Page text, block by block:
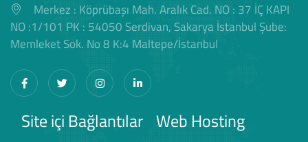
Merkez : Köprübaşı Mah. Aralık Cad. NO : 37 İÇ KAPI
NO :1/101 PK : 54050 Serdivan, Sakarya İstanbul Şube:
Memleket Sok. No 8 K:4 Maltepe/İstanbul
Site içi Bağlantılar Web Hosting